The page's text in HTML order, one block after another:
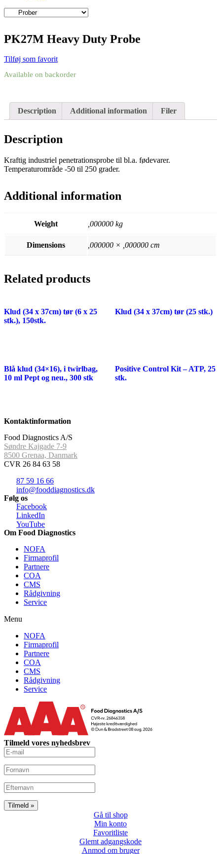
PK27M Heavy Duty Probe
Tilføj som favorit
Available on backorder
Description Additional information Filer
Description
Kraftig industriel penetrationsprobe til bl.a. fødevarer.
Temperaturområde -50 til 250 grader.
Additional information
Weight ,000000 kg
Dimensions ,000000 × ,000000 cm
Related products
Klud (34 x 37cm) tør (6 x 25
stk.), 150stk.
Klud (34 x 37cm) tør (25 stk.)
Blå klud (34×16), i twirlbag,
10 ml Pept og neu., 300 stk
Positive Control Kit – ATP, 25
stk.
Kontaktinformation
Food Diagnostics A/S
Søndre Kajgade 7-9
8500 Grenaa, Danmark
CVR 26 84 63 58
87 59 16 66
info@fooddiagnostics.dk
Følg os
Facebook
LinkedIn
YouTube
Om Food Diagnostics
NOFA
Firmaprofil
Partnere
COA
CMS
Rådgivning
Service
Menu
NOFA
Firmaprofil
Partnere
COA
CMS
Rådgivning
Service
Tilmeld vores nyhedsbrev
Gå til shop
Min konto
Favoritliste
Glemt adgangskode
Anmod om bruger